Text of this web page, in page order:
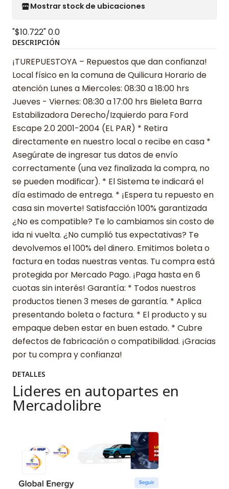
Mostrar stock de ubicaciones
"$10.722"0.0
DESCRIPCIÓN
¡TUREPUESTOYA – Repuestos que dan confianza!
Local físico en la comuna de Quilicura Horario de
atención Lunes a Miercoles: 08:30 a 18:00 hrs
Jueves - Viernes: 08:30 a 17:00 hrs Bieleta Barra
Estabilizadora Derecho/Izquierdo para Ford
Escape 2.0 2001-2004 (EL PAR) * Retira
directamente en nuestro local o recibe en casa *
Asegúrate de ingresar tus datos de envío
correctamente (una vez finalizada la compra, no
se pueden modificar). * El Sistema te indicará el
día estimado de entrega. * ¡Espera tu repuesto en
casa sin moverte! Satisfacción 100% garantizada
¿No es compatible? Te lo cambiamos sin costo de
ida ni vuelta. ¿No cumplió tus expectativas? Te
devolvemos el 100% del dinero. Emitimos boleta o
factura en todas nuestras ventas. Tu compra está
protegida por Mercado Pago. ¡Paga hasta en 6
cuotas sin interés! Garantía: * Todos nuestros
productos tienen 3 meses de garantía. * Aplica
presentando boleta o factura. * El producto y su
empaque deben estar en buen estado. * Cubre
defectos de fabricación o compatibilidad. ¡Gracias
por tu compra y confianza!
DETALLES
Lideres en autopartes en
Mercadolibre